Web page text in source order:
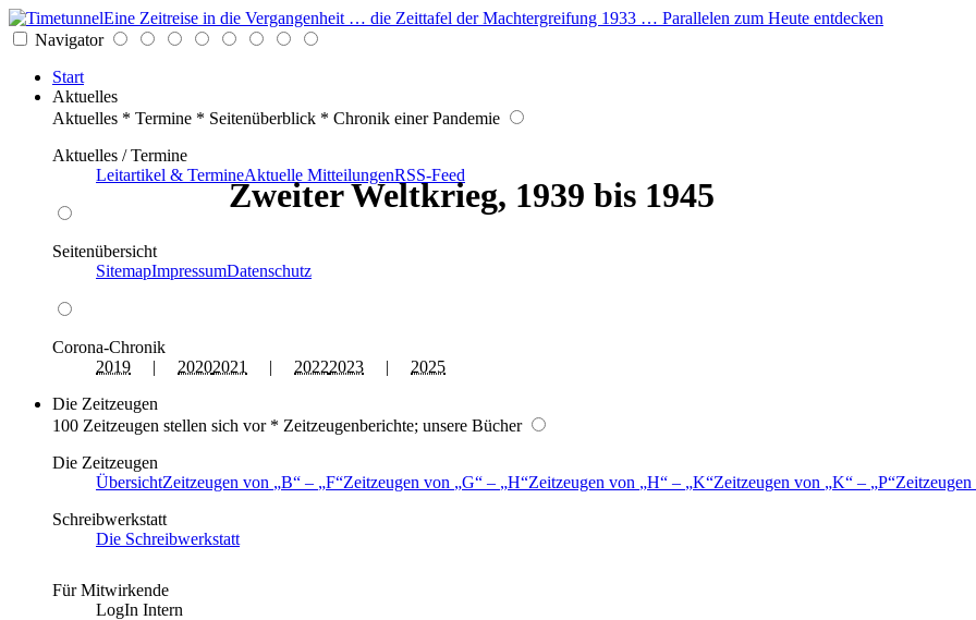
Eine Zeitreise in die Vergangenheit … die Zeittafel der Machtergreifung 1933 … Parallelen zum Heute entdecken
Navigator
Start
Aktuelles
Aktuelles * Termine * Seitenüberblick * Chronik einer Pandemie
Aktuelles / Termine
Leitartikel & TermineAktuelle MitteilungenRSS-Feed
Seitenübersicht
SitemapImpressumDatenschutz
Corona-Chronik
2019 | 20202021 | 20222023 | 2025
Die Zeitzeugen
100 Zeitzeugen stellen sich vor * Zeitzeugenberichte; unsere Bücher
Die Zeitzeugen
ÜbersichtZeitzeugen von B – F Zeitzeugen von G – H Zeitzeugen von H – K Zeitzeugen von K – P Zeitzeugen
Schreibwerkstatt
Die Schreibwerkstatt
Für Mitwirkende
LogIn Intern
Zweiter Weltkrieg, 1939 bis 1945